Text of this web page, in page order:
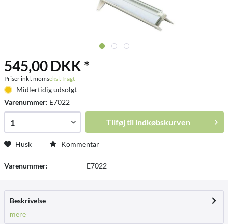
545,00 DKK *
Priser inkl. momseksl. fragt
Midlertidig udsolgt
Varenummer: E7022
Tilføj til indkøbskurven
Husk Kommentar
Varenummer: E7022
Beskrivelse
mere